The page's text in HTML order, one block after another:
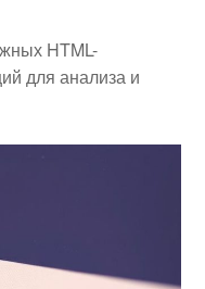
HTML-
для анализа и